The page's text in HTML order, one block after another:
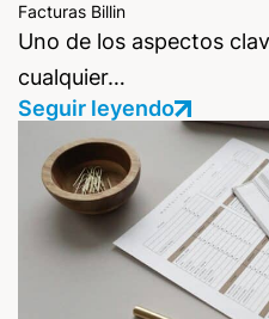
Facturas Billin
Uno de los aspectos
cualquier…
Seguir leyendo